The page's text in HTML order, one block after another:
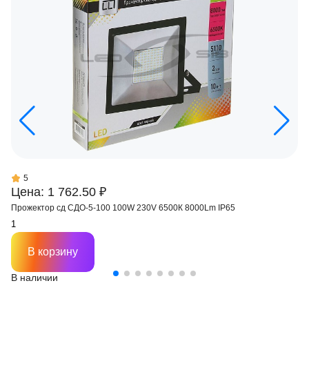
Цена: 1 762.50 ₽
5
Прожектор сд СДО-5-100 100W 230V 6500К 8000Lm IP65
В наличии
В корзину